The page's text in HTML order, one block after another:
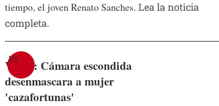
tiempo, el joven Renato Sanches. Lea la noticia
completa.
10
Video: Cámara escondida
desenmascara a mujer
'cazafortunas'